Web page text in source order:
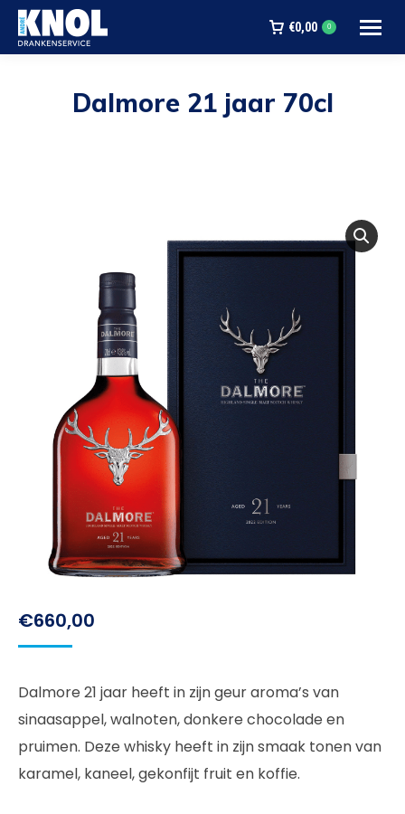
€0,00 0
Dalmore 21 jaar 70cl
€660,00
Dalmore 21 jaar heeft in zijn geur aroma’s van
sinaasappel, walnoten, donkere chocolade en
pruimen. Deze whisky heeft in zijn smaak tonen van
karamel, kaneel, gekonfijt fruit en koffie.